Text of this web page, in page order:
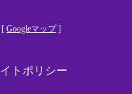
[ Googleマップ]
トポリシー